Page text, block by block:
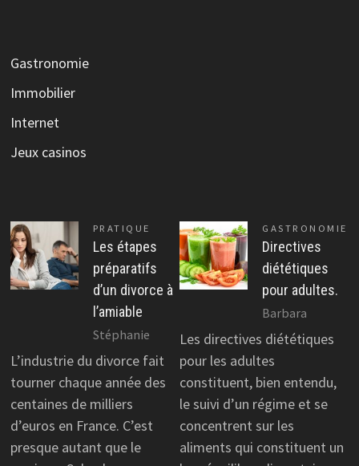
Gastronomie
Immobilier
Internet
Jeux casinos
PRATIQUE
Les étapes
préparatifs
d’un divorce à
l’amiable
Stéphanie
L’industrie du divorce fait
tourner chaque année des
centaines de milliers
d’euros en France. C’est
presque autant que le
GASTRONOMIE
Directives
diététiques
pour adultes.
Barbara
Les directives diététiques
pour les adultes
constituent, bien entendu,
le suivi d’un régime et se
concentrent sur les
aliments qui constituent un